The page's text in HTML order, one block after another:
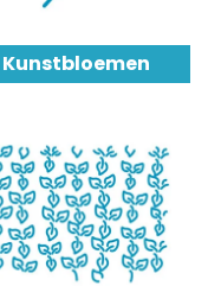
Kunstbloemen